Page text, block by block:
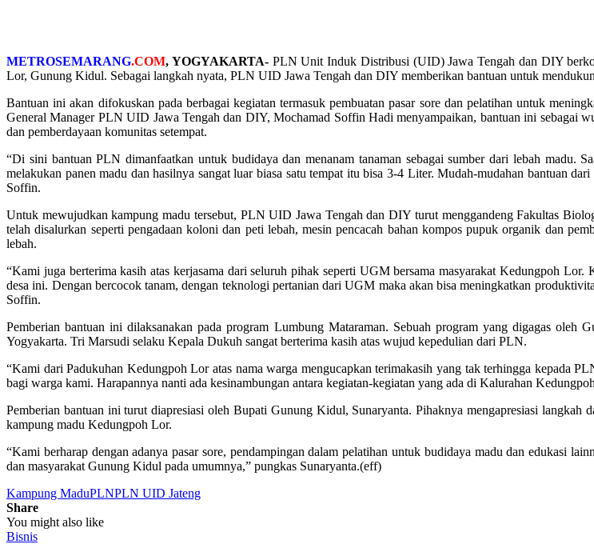
METROSEMARANG.COM, YOGYAKARTA-PLN Unit Induk Distribusi (UID) Jawa Tengah dan DIY
Lor, Gunung Kidul. Sebagai langkah nyata, PLN UID Jawa Tengah dan DIY memberikan bantuan untuk
Bantuan ini akan difokuskan pada berbagai kegiatan termasuk pembuatan pasar sore dan pelatihan untuk
General Manager PLN UID Jawa Tengah dan DIY, Mochamad Soffin Hadi menyampaikan, bantuan ini sebagai
dan pemberdayaan komunitas setempat.
“Di sini bantuan PLN dimanfaatkan untuk budidaya dan menanam tanaman sebagai sumber dari lebah madu.
melakukan panen madu dan hasilnya sangat luar biasa satu tempat itu bisa 3-4 Liter. Mudah-mudahan bantuan
Soffin.
Untuk mewujudkan kampung madu tersebut, PLN UID Jawa Tengah dan DIY turut menggandeng Fakultas
telah disalurkan seperti pengadaan koloni dan peti lebah, mesin pencacah bahan kompos pupuk organik dan
lebah.
“Kami juga berterima kasih atas kerjasama dari seluruh pihak seperti UGM bersama masyarakat Kedungpoh
desa ini. Dengan bercocok tanam, dengan teknologi pertanian dari UGM maka akan bisa meningkatkan
Soffin.
Pemberian bantuan ini dilaksanakan pada program Lumbung Mataraman. Sebuah program yang digagas
Yogyakarta. Tri Marsudi selaku Kepala Dukuh sangat berterima kasih atas wujud kepedulian dari PLN.
“Kami dari Padukuhan Kedungpoh Lor atas nama warga mengucapkan terimakasih yang tak terhingga kepada
bagi warga kami. Harapannya nanti ada kesinambungan antara kegiatan-kegiatan yang ada di Kalurahan
Pemberian bantuan ini turut diapresiasi oleh Bupati Gunung Kidul, Sunaryanta. Pihaknya mengapresiasi
kampung madu Kedungpoh Lor.
“Kami berharap dengan adanya pasar sore, pendampingan dalam pelatihan untuk budidaya madu dan edukasi
dan masyarakat Gunung Kidul pada umumnya,” pungkas Sunaryanta.(eff)
Kampung MaduPLNPLN UID Jateng
Share
You might also like
Bisnis